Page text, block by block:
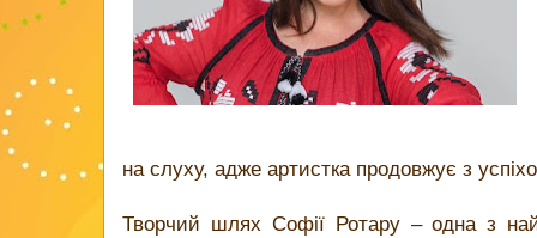
на слуху, адже артистка продовжує з
Творчий шлях Софії Ротару – одна з